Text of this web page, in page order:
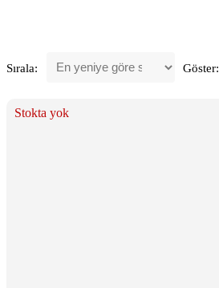
Sırala: Göster:
Stokta yok